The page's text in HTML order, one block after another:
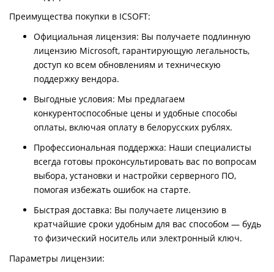
Преимущества покупки в ICSOFT:
Официальная лицензия: Вы получаете подлинную
лицензию Microsoft, гарантирующую легальность,
доступ ко всем обновлениям и техническую
поддержку вендора.
Выгодные условия: Мы предлагаем
конкурентоспособные цены и удобные способы
оплаты, включая оплату в белорусских рублях.
Профессиональная поддержка: Наши специалисты
всегда готовы проконсультировать вас по вопросам
выбора, установки и настройки серверного ПО,
помогая избежать ошибок на старте.
Быстрая доставка: Вы получаете лицензию в
кратчайшие сроки удобным для вас способом — будь
то физический носитель или электронный ключ.
Параметры лицензии: